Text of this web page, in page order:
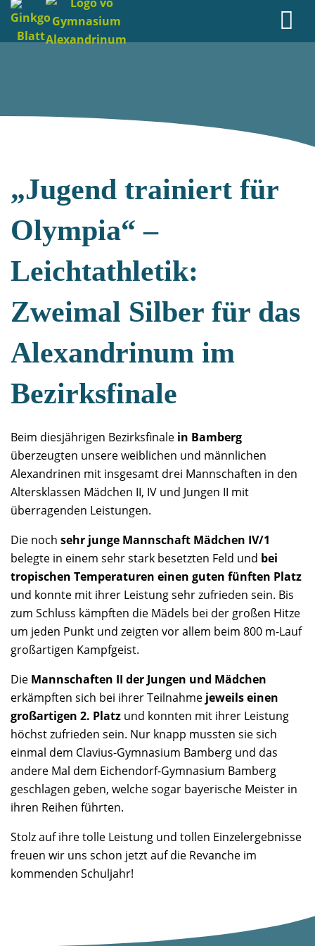
„Jugend trainiert für
Olympia“ –
Leichtathletik:
Zweimal Silber für das
Alexandrinum im
Bezirksfinale
Beim diesjährigen Bezirksfinale in Bamberg
überzeugten unsere weiblichen und männlichen
Alexandrinen mit insgesamt drei Mannschaften in den
Altersklassen Mädchen II, IV und Jungen II mit
überragenden Leistungen.
Die noch sehr junge Mannschaft Mädchen IV/1
belegte in einem sehr stark besetzten Feld und bei
tropischen Temperaturen einen guten fünften Platz
und konnte mit ihrer Leistung sehr zufrieden sein. Bis
zum Schluss kämpften die Mädels bei der großen Hitze
um jeden Punkt und zeigten vor allem beim 800 m-Lauf
großartigen Kampfgeist.
Die Mannschaften II der Jungen und Mädchen
erkämpften sich bei ihrer Teilnahme jeweils einen
großartigen 2. Platz und konnten mit ihrer Leistung
höchst zufrieden sein. Nur knapp mussten sie sich
einmal dem Clavius-Gymnasium Bamberg und das
andere Mal dem Eichendorf-Gymnasium Bamberg
geschlagen geben, welche sogar bayerische Meister in
ihren Reihen führten.
Stolz auf ihre tolle Leistung und tollen Einzelergebnisse
freuen wir uns schon jetzt auf die Revanche im
kommenden Schuljahr!